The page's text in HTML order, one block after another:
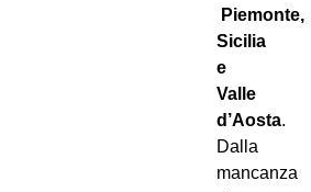
Piemonte,
Sicilia
e
Valle
d’Aosta.
Dalla
mancanza